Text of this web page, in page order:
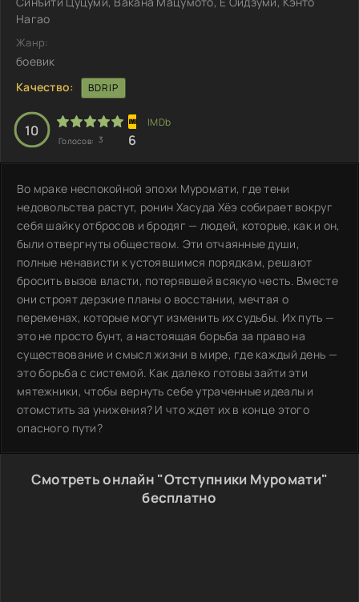
Нагао
Жанр:
боевик
Качество:
BDRIP
10
Голосов: 3 6
Во мраке неспокойной эпохи Муромати, где тени
недовольства растут, ронин Хасуда Хёэ собирает вокруг
себя шайку отбросов и бродяг — людей, которые, как и он,
были отвергнуты обществом. Эти отчаянные души,
полные ненависти к устоявшимся порядкам, решают
бросить вызов власти, потерявшей всякую честь. Вместе
они строят дерзкие планы о восстании, мечтая о
переменах, которые могут изменить их судьбы. Их путь —
это не просто бунт, а настоящая борьба за право на
существование и смысл жизни в мире, где каждый день —
это борьба с системой. Как далеко готовы зайти эти
мятежники, чтобы вернуть себе утраченные идеалы и
отомстить за унижения? И что ждет их в конце этого
опасного пути?
Смотреть онлайн "Отступники Муромати"
бесплатно